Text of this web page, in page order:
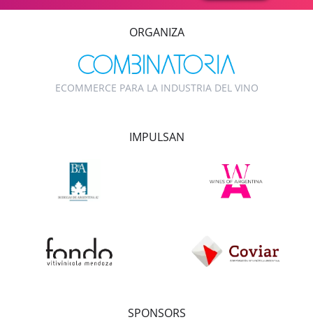
ORGANIZA
ECOMMERCE PARA LA INDUSTRIA DEL VINO
IMPULSAN
SPONSORS